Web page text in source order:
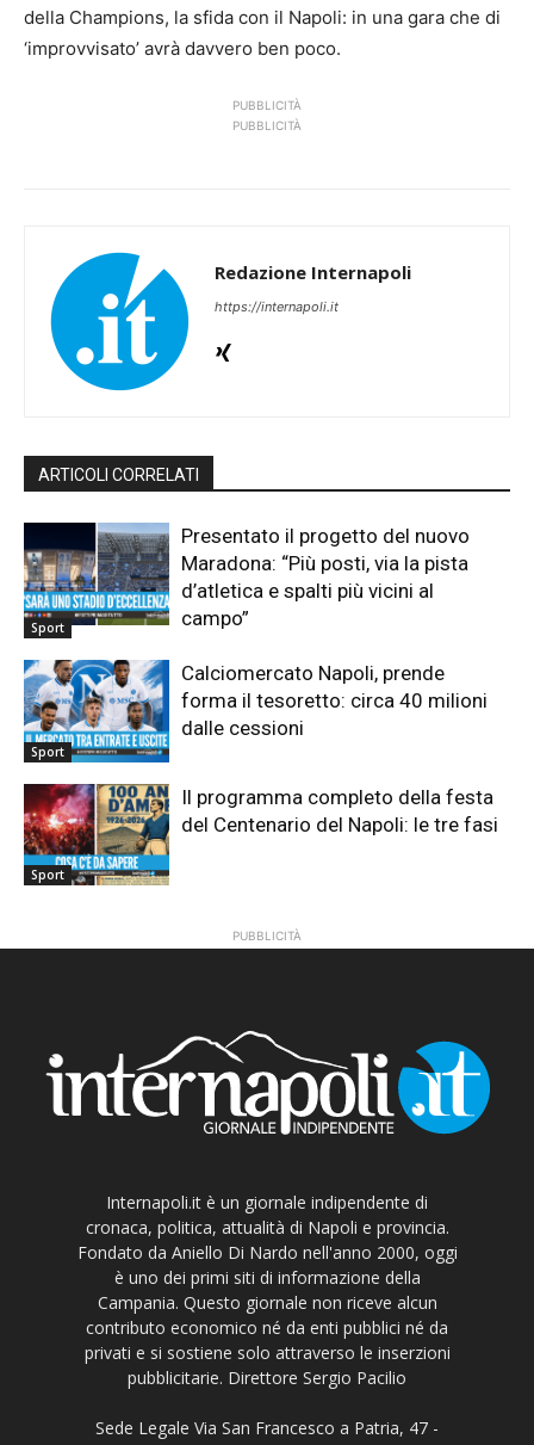
della Champions, la sfida con il Napoli: in una gara che di
‘improvvisato’ avrà davvero ben poco.
PUBBLICITÀ
PUBBLICITÀ
Redazione Internapoli
https://internapoli.it
ARTICOLI CORRELATI
Sport
Presentato il progetto del nuovo
Maradona: “Più posti, via la pista
d’atletica e spalti più vicini al
campo”
Sport
Calciomercato Napoli, prende
forma il tesoretto: circa 40 milioni
dalle cessioni
Sport
Il programma completo della festa
del Centenario del Napoli: le tre fasi
PUBBLICITÀ
Internapoli.it è un giornale indipendente di
cronaca, politica, attualità di Napoli e provincia.
Fondato da Aniello Di Nardo nell'anno 2000, oggi
è uno dei primi siti di informazione della
Campania. Questo giornale non riceve alcun
contributo economico né da enti pubblici né da
privati e si sostiene solo attraverso le inserzioni
pubblicitarie. Direttore Sergio Pacilio
Sede Legale Via San Francesco a Patria, 47 -